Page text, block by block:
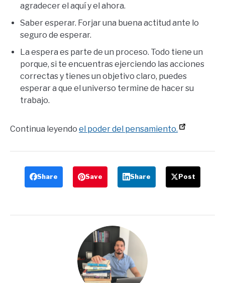
agradecer el aquí y el ahora.
Saber esperar. Forjar una buena actitud ante lo
seguro de esperar.
La espera es parte de un proceso. Todo tiene un
porque, si te encuentras ejerciendo las acciones
correctas y tienes un objetivo claro, puedes
esperar a que el universo termine de hacer su
trabajo.
Continua leyendo el poder del pensamiento.
Share Save Share Post